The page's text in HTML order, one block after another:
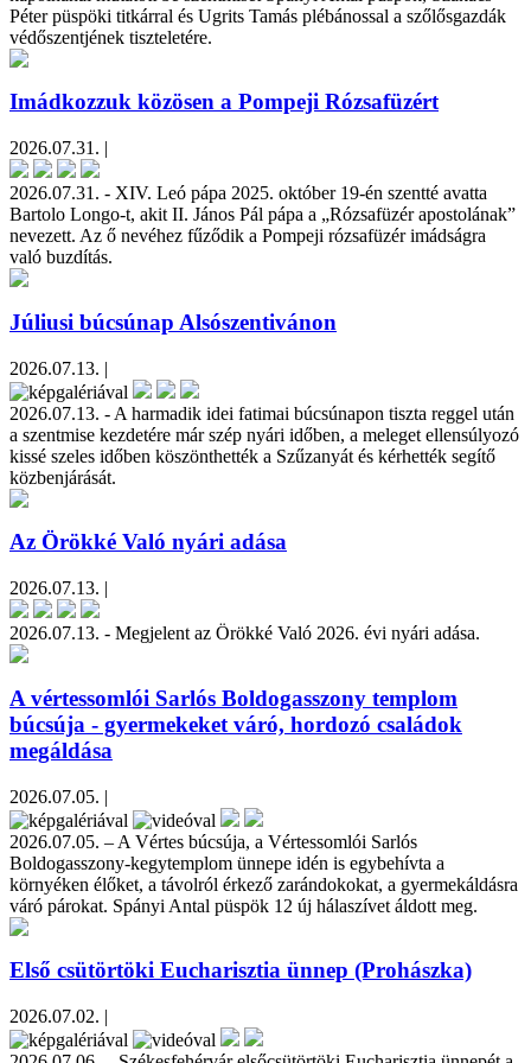
Péter püspöki titkárral és Ugrits Tamás plébánossal a szőlősgazdák
védőszentjének tiszteletére.
Imádkozzuk közösen a Pompeji Rózsafüzért
2026.07.31. |
2026.07.31. - XIV. Leó pápa 2025. október 19-én szentté avatta
Bartolo Longo-t, akit II. János Pál pápa a „Rózsafüzér apostolának”
nevezett. Az ő nevéhez fűződik a Pompeji rózsafüzér imádságra
való buzdítás.
Júliusi búcsúnap Alsószentivánon
2026.07.13. |
2026.07.13. - A harmadik idei fatimai búcsúnapon tiszta reggel után
a szentmise kezdetére már szép nyári időben, a meleget ellensúlyozó
kissé szeles időben köszönthették a Szűzanyát és kérhették segítő
közbenjárását.
Az Örökké Való nyári adása
2026.07.13. |
2026.07.13. - Megjelent az Örökké Való 2026. évi nyári adása.
A vértessomlói Sarlós Boldogasszony templom
búcsúja - gyermekeket váró, hordozó családok
megáldása
2026.07.05. |
2026.07.05. – A Vértes búcsúja, a Vértessomlói Sarlós
Boldogasszony-kegytemplom ünnepe idén is egybehívta a
környéken élőket, a távolról érkező zarándokokat, a gyermekáldásra
váró párokat. Spányi Antal püspök 12 új hálaszívet áldott meg.
Első csütörtöki Eucharisztia ünnep (Prohászka)
2026.07.02. |